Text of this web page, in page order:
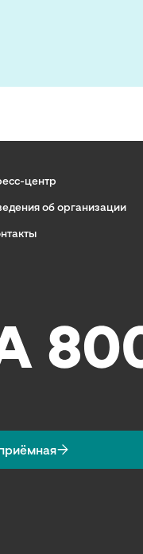
центр
об организации